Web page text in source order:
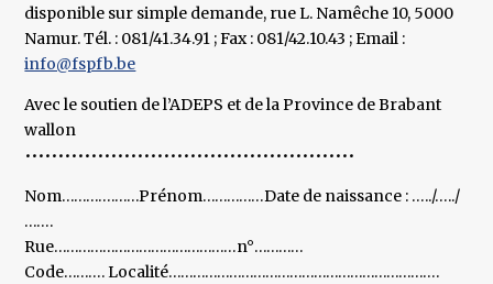
disponible sur simple demande, rue L. Namêche 10, 5000
Namur. Tél. : 081/41.34.91 ; Fax : 081/42.10.43 ; Email :
info@fspfb.be
Avec le soutien de l’ADEPS et de la Province de Brabant
wallon
••••••••••••••••••••••••••••••••••••••••••••••••••
Nom………….……Prénom……………Date de naissance : …../…../
…….
Rue………………………………………n°…………
Code………. Localité………………………………………………………….